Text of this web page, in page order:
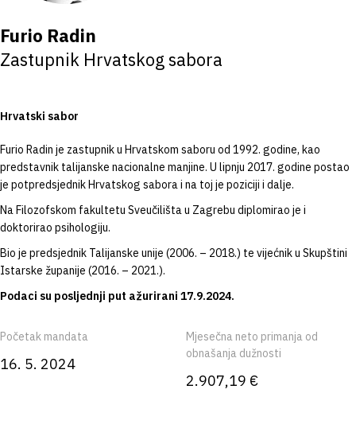
Furio Radin
Zastupnik Hrvatskog sabora
Hrvatski sabor
Furio Radin je zastupnik u Hrvatskom saboru od 1992. godine, kao
predstavnik talijanske nacionalne manjine. U lipnju 2017. godine postao
je potpredsjednik Hrvatskog sabora i na toj je poziciji i dalje.
Na Filozofskom fakultetu Sveučilišta u Zagrebu diplomirao je i
doktorirao psihologiju.
Bio je predsjednik Talijanske unije (2006. – 2018.) te vijećnik u Skupštini
Istarske županije (2016. – 2021.).
Podaci su posljednji put ažurirani 17.9.2024.
Početak mandata
16. 5. 2024
Mjesečna neto primanja od
obnašanja dužnosti
2.907,19 €